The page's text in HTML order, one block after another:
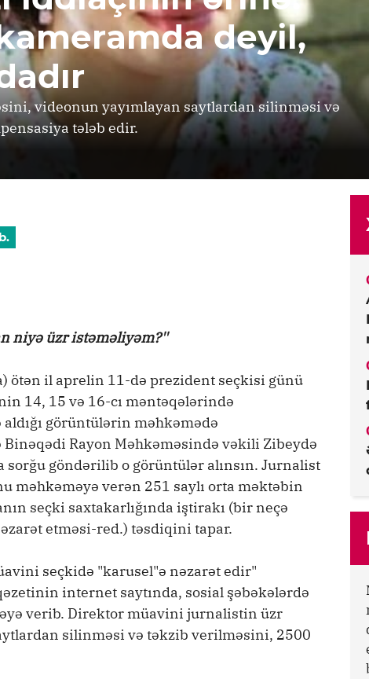
deyil,
videonun yayımlayan saytlardan silinməsi və
tələb edir.
niyə üzr istəməliyəm?''
ötən il aprelin 11-də prezident seçkisi günü
14, 15 və 16-cı məntəqələrində
görüntülərin məhkəmədə
Binəqədi Rayon Məhkəməsində vəkili Zibeydə
sorğu göndərilib o görüntülər alınsın. Jurnalist
məhkəməyə verən 251 saylı orta məktəbin
seçki saxtakarlığında iştirakı (bir neçə
etməsi-red.) təsdiqini tapar.
seçkidə "karusel"ə nəzarət edir"
internet saytında, sosial şəbəkələrdə
verib. Direktor müavini jurnalistin üzr
silinməsi və təkzib verilməsini, 2500